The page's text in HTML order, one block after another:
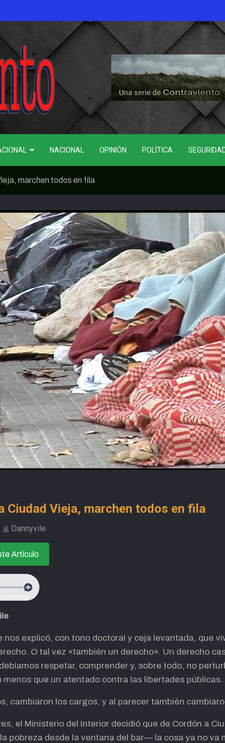
NACIONAL OPINIÓN POLÍTICA
marchen todos en fila
Ciudad Vieja, marchen todos en fila
Dannyvile
Artículo
nos explicó, con tono doctoral y ceja levantada, que
O tal vez «también un derecho». Un derecho
respetar, comprender y, sobre todo, no
menos que un atentado contra las libertades públicas.
cambiaron los cargos, y al parecer también
el Ministerio del Interior decidió que de Cordón a
pobreza desde la ventana del bar— la cosa ya no va